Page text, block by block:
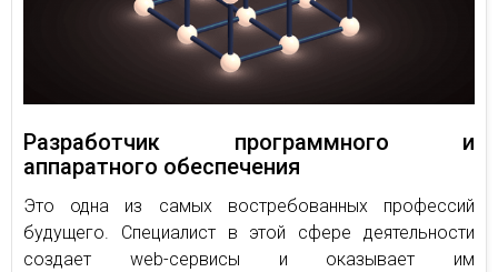
Разработчик программного и
аппаратного обеспечения
Это одна из самых востребованных профессий
будущего. Специалист в этой сфере деятельности
создает web-сервисы и оказывает им